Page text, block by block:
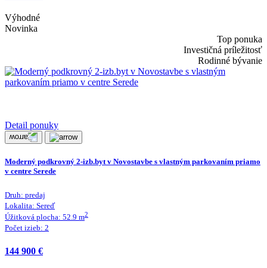
Výhodné
Novinka
Top ponuka
Investičná príležitosť
Rodinné bývanie
Detail ponuky
Moderný podkrovný 2-izb.byt v Novostavbe s vlastným parkovaním priamo
v centre Serede
Druh: predaj
Lokalita: Sereď
Úžitková plocha: 52.9 m2
Počet izieb: 2
144 900 €